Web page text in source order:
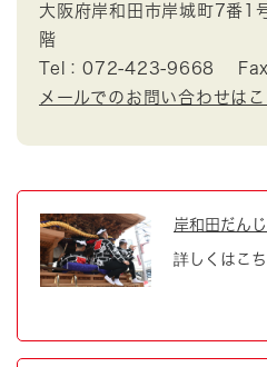
大阪府岸和田市岸城町7番
階
Tel：072-423-9668
メールでのお問い合わせは
岸和田だん
詳しくはこち